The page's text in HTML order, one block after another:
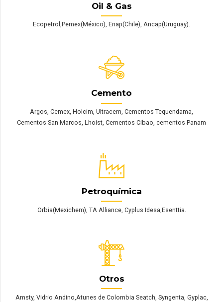
Oil & Gas
Ecopetrol,Pemex(México), Enap(Chile), Ancap(Uruguay).
Cemento
Argos, Cemex, Holcim, Ultracem, Cementos Tequendama,
Cementos San Marcos, Lhoist, Cementos Cibao, cementos Panam
Petroquímica
Orbia(Mexichem), TA Alliance, Cyplus Idesa,Esenttia.
Otros
Amsty, Vidrio Andino,Atunes de Colombia Seatch, Syngenta, Gyplac,